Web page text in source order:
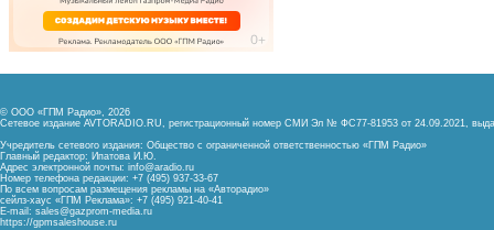
© ООО «ГПМ Радио», 2026
Сетевое издание AVTORADIO.RU, регистрационный номер СМИ Эл № ФС77-81953 от 24.09.2021,
Учредитель сетевого издания: Общество с ограниченной ответственностью «ГПМ Радио»
Главный редактор: Ипатова И.Ю.
Адрес электронной почты: info@aradio.ru
Номер телефона редакции: +7 (495) 937-33-67
По всем вопросам размещения рекламы на «Авторадио»
сейлз-хаус «ГПМ Реклама»: +7 (495) 921-40-41
E-mail: sales@gazprom-media.ru
https://gpmsaleshouse.ru